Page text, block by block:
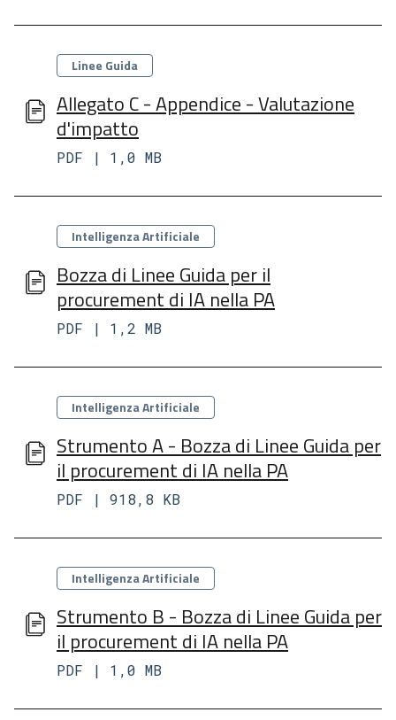
Allegato C - Appendice - Valutazione
d'impatto
Categorie
Linee Guida
PDF | 1,0 MB
Bozza di Linee Guida per il
procurement di IA nella PA
Categorie
Intelligenza Artificiale
PDF | 1,2 MB
Strumento A - Bozza di Linee Guida per
il procurement di IA nella PA
Categorie
Intelligenza Artificiale
PDF | 918,8 KB
Strumento B - Bozza di Linee Guida per
il procurement di IA nella PA
Categorie
Intelligenza Artificiale
PDF | 1,0 MB